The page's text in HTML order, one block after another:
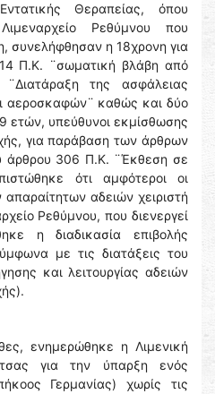
Θεραπείας, όπου
Ρεθύμνου που
συνελήφθησαν η 18χρονη για
Π.Κ. ¨σωματική βλάβη από
της ασφάλειας
αεροσκαφών¨ καθώς και δύο
ετών, υπεύθυνοι εκμίσθωσης
για παράβαση των άρθρων
άρθρου 306 Π.Κ. ¨Έκθεση σε
ότι αμφότεροι οι
αδειών χειριστή
Ρεθύμνου, που διενεργεί
η διαδικασία επιβολής
με τις διατάξεις του
και λειτουργίας αδειών
ενημερώθηκε η Λιμενική
για την ύπαρξη ενός
Γερμανίας) χωρίς τις